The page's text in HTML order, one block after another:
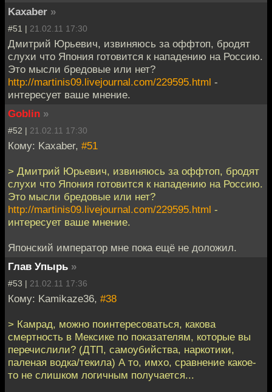
Kaxaber »
#51 | 21.02.11 17:30
Дмитрий Юрьевич, извиняюсь за оффтоп, бродят
слухи что Япония готовится к нападению на Россию.
Это мысли бредовые или нет?
http://martinis09.livejournal.com/229595.html -
интересует ваше мнение.
Goblin »
#52 | 21.02.11 17:30
Кому: Kaxaber, #51
> Дмитрий Юрьевич, извиняюсь за оффтоп, бродят
слухи что Япония готовится к нападению на Россию.
Это мысли бредовые или нет?
http://martinis09.livejournal.com/229595.html -
интересует ваше мнение.
Японский император мне пока ещё не доложил.
Глав Упырь »
#53 | 21.02.11 17:36
Кому: Kamikaze36, #38
> Камрад, можно поинтересоваться, какова
смертность в Мексике по показателям, которые вы
перечислили? (ДТП, самоубийства, наркотики,
паленая водка/текила) А то, имхо, сравнение какое-
то не слишком логичным получается...